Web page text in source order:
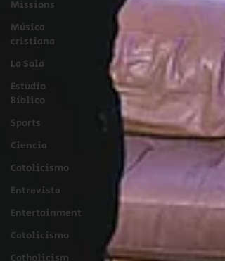
Missions
Música
cristiana
La Sala
Estudio
Bíblico
Sports
Ciencia
Catolicismo
Entrevista
Entertainment
Catolicismo